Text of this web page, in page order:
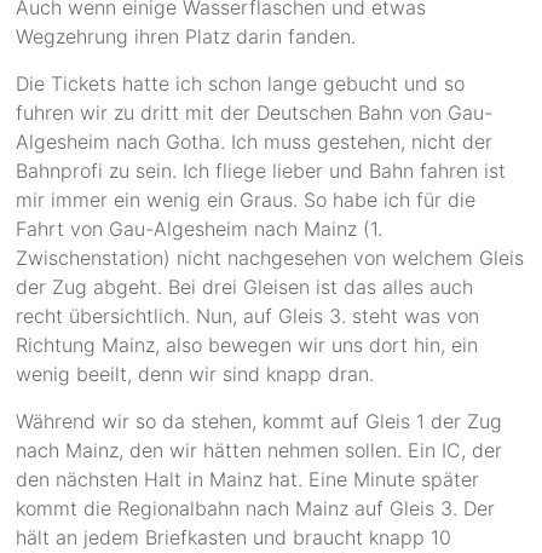
Auch wenn einige Wasserflaschen und etwas
Wegzehrung ihren Platz darin fanden.
Die Tickets hatte ich schon lange gebucht und so
fuhren wir zu dritt mit der Deutschen Bahn von Gau-
Algesheim nach Gotha. Ich muss gestehen, nicht der
Bahnprofi zu sein. Ich fliege lieber und Bahn fahren ist
mir immer ein wenig ein Graus. So habe ich für die
Fahrt von Gau-Algesheim nach Mainz (1.
Zwischenstation) nicht nachgesehen von welchem Gleis
der Zug abgeht. Bei drei Gleisen ist das alles auch
recht übersichtlich. Nun, auf Gleis 3. steht was von
Richtung Mainz, also bewegen wir uns dort hin, ein
wenig beeilt, denn wir sind knapp dran.
Während wir so da stehen, kommt auf Gleis 1 der Zug
nach Mainz, den wir hätten nehmen sollen. Ein IC, der
den nächsten Halt in Mainz hat. Eine Minute später
kommt die Regionalbahn nach Mainz auf Gleis 3. Der
hält an jedem Briefkasten und braucht knapp 10